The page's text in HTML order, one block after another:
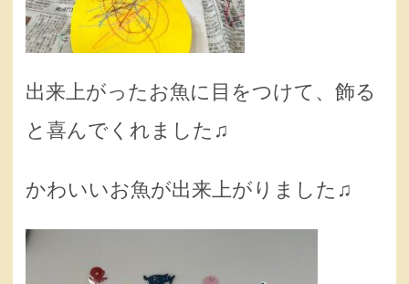
出来上がったお魚に目をつけて、飾る
と喜んでくれました♫
かわいいお魚が出来上がりました♫